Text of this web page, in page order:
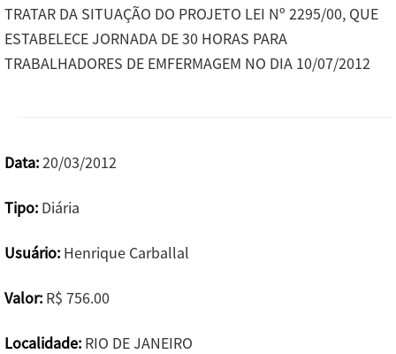
TRATAR DA SITUAÇÃO DO PROJETO LEI Nº 2295/00, QUE
ESTABELECE JORNADA DE 30 HORAS PARA
TRABALHADORES DE EMFERMAGEM NO DIA 10/07/2012
Data:20/03/2012
Tipo: Diária
Usuário: Henrique Carballal
Valor: R$ 756.00
Localidade: RIO DE JANEIRO